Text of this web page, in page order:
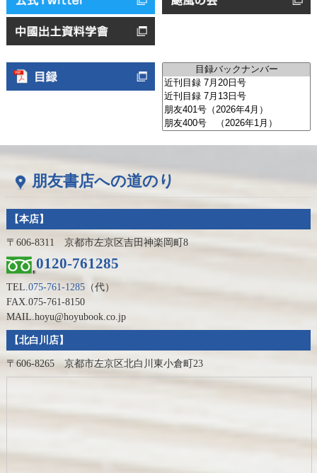
朋友書店への道のり
【本店】
〒606-8311 京都市左京区吉田神楽岡町8
0120-761285
TEL.075-761-1285（代）
FAX.075-761-8150
MAIL.hoyu@hoyubook.co.jp
【北白川店】
〒606-8265 京都市左京区北白川東小倉町23